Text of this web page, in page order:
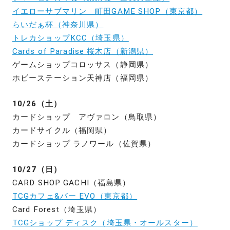
イエローサブマリン 町田GAME SHOP（東京都）
らいだぁ杯（神奈川県）
トレカショップKCC（埼玉県）
Cards of Paradise 桜木店（新潟県）
ゲームショップコロッサス（静岡県）
ホビーステーション天神店（福岡県）
10/26（土）
カードショップ アヴァロン（鳥取県）
カードサイクル（福岡県）
カードショップ ラノワール（佐賀県）
10/27（日）
CARD SHOP GACHI（福島県）
TCGカフェ&バー EVO（東京都）
Card Forest（埼玉県）
TCGショップ ディスク（埼玉県・オールスター）